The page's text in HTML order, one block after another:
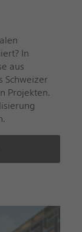
In
aus
Schweizer
Projekten.